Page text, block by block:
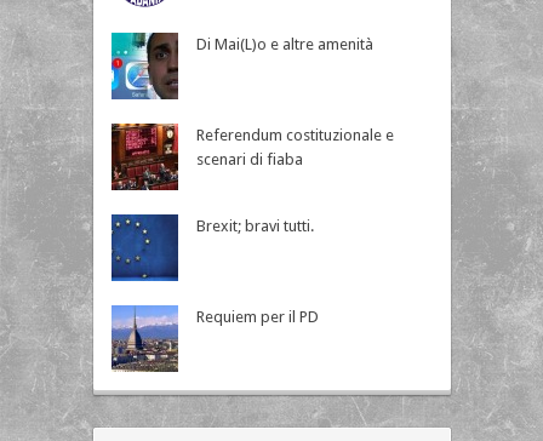
Di Mai(L)o e altre amenità
Referendum costituzionale e
scenari di fiaba
Brexit; bravi tutti.
Requiem per il PD